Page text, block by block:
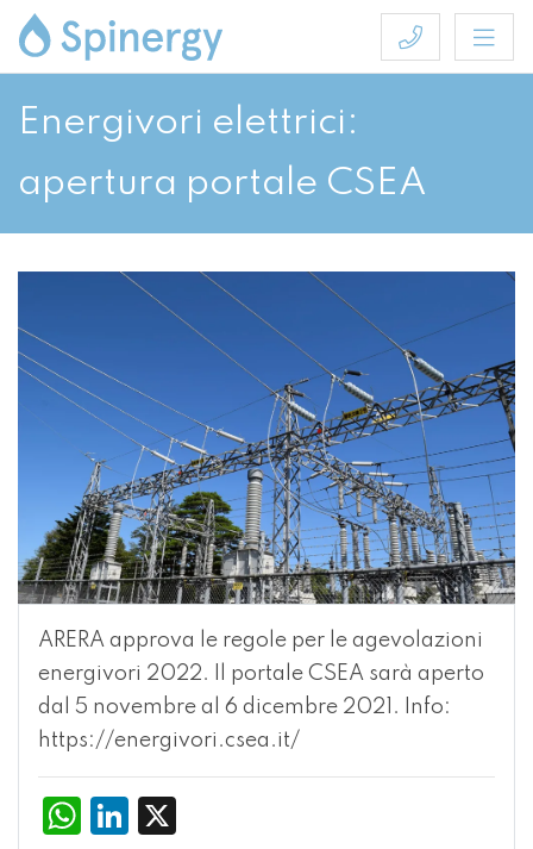
Energivori elettrici:
apertura portale CSEA
ARERA approva le regole per le agevolazioni
energivori 2022. Il portale CSEA sarà aperto
dal 5 novembre al 6 dicembre 2021. Info:
https://energivori.csea.it/
WhatsApp
LinkedIn